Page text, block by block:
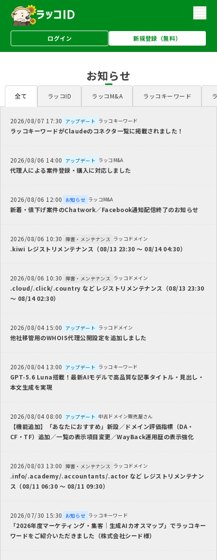
ログイン 新規登録（無料）
お知らせ
全て ラッコID ラッコM&A ラッコキーワード
2026/08/07 17:30 アップデート ラッコキーワード
ラッコキーワードがClaudeのコネクタ一覧に掲載されました！
2026/08/06 14:00 アップデート ラッコM&A
代理人による案件登録・購入に対応しました
2026/08/06 12:00 お知らせ ラッコM&A
新着・値下げ案件のChatwork／Facebook通知配信終了のお知らせ
2026/08/06 10:30 障害・メンテナンス ラッコドメイン
.kiwi レジストリメンテナンス（08/13 23:30 ～ 08/14 04:30）
2026/08/06 10:30 障害・メンテナンス ラッコドメイン
.cloud/.click/.country など レジストリメンテナンス（08/13 23:30
～ 08/14 02:30）
2026/08/04 15:00 アップデート ラッコドメイン
他社移管用のWHOIS代理公開設定を追加しました
2026/08/04 13:00 アップデート ラッコキーワード
GPT-5.6 Luna搭載！最新AIモデルで高品質な記事タイトル・見出し・
本文生成を実現
2026/08/04 08:00 アップデート 中古ドメイン販売屋さん
【機能追加】「あなたにおすすめ」新設／ドメイン評価指標（DA・
CF・TF）追加／一覧の表示項目変更／WayBack運用歴の表示強化
2026/08/03 13:00 障害・メンテナンス ラッコドメイン
.info/.academy/.accountants/.actor など レジストリメンテナン
ス（08/11 06:30 ～ 08/11 09:30）
2026/07/30 15:30 お知らせ ラッコキーワード
「2026年度マーケティング・集客｜生成AIカオスマップ」でラッコキー
ワードをご紹介いただきました（株式会社シード様）